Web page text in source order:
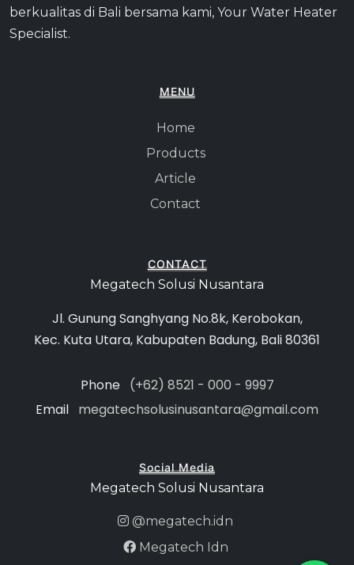
berkualitas di Bali bersama kami, Your Water Heater
Specialist.
MENU
Home
Products
Article
Contact
CONTACT
Megatech Solusi Nusantara
Jl. Gunung Sanghyang No.8k, Kerobokan,
Kec. Kuta Utara, Kabupaten Badung, Bali 80361
Phone (+62) 8521 - 000 - 9997
Email megatechsolusinusantara@gmail.com
Social Media
Megatech Solusi Nusantara
@megatech.idn
Megatech Idn